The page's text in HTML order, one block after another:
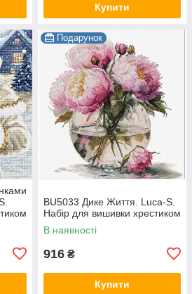
Купити
Подарунок
BU5033 Дике Життя. Luca-S.
Набір для вишивки хрестиком
В наявності
916 ₴
Купити